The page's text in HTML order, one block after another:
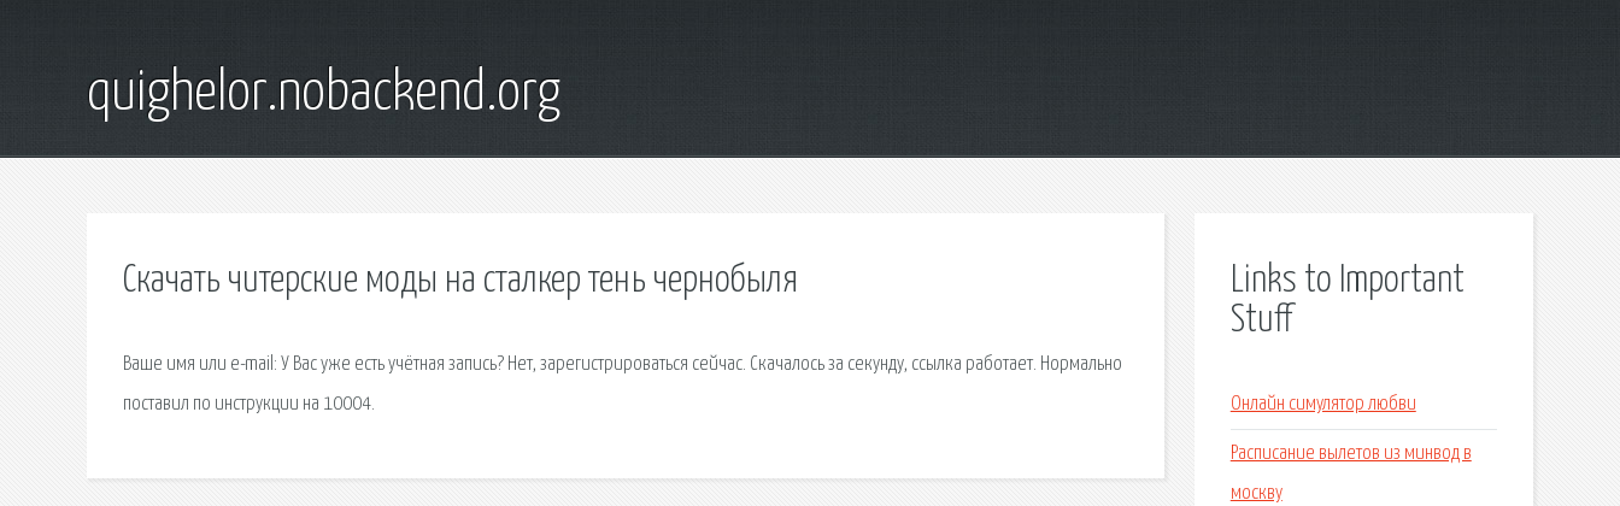
quighelor.nobackend.org
Скачать читерские моды на сталкер тень чернобыля
Ваше имя или e-mail: У Вас уже есть учётная запись? Нет, зарегистрироваться сейчас. Скачалось за секунду, ссылка работает. Нормально
поставил по инструкции на 10004.
Links to Important
Stuff
Онлайн симулятор любви
Расписание вылетов из минвод в
москву